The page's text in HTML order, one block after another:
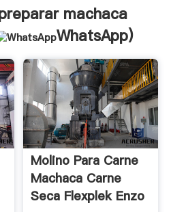
machaca
WhatsApp)
Molino Para Carne
Machaca Carne
Seca Flexplek Enzo